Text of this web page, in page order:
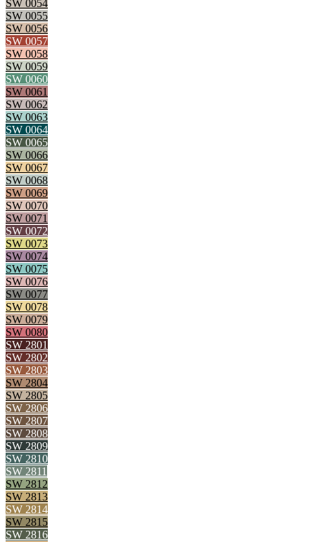
SW 0054
SW 0055
SW 0056
SW 0057
SW 0058
SW 0059
SW 0060
SW 0061
SW 0062
SW 0063
SW 0064
SW 0065
SW 0066
SW 0067
SW 0068
SW 0069
SW 0070
SW 0071
SW 0072
SW 0073
SW 0074
SW 0075
SW 0076
SW 0077
SW 0078
SW 0079
SW 0080
SW 2801
SW 2802
SW 2803
SW 2804
SW 2805
SW 2806
SW 2807
SW 2808
SW 2809
SW 2810
SW 2811
SW 2812
SW 2813
SW 2814
SW 2815
SW 2816